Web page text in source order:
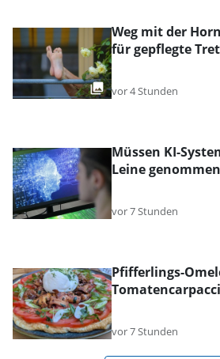
Weg mit der
für gepflegte
vor 4 Stunden
Müssen KI-
Leine
vor 7 Stunden
Pfifferlings-
vor 7 Stunden